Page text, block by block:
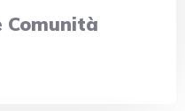
Comunità